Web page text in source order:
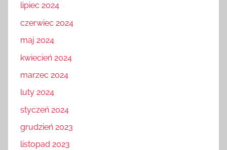
lipiec 2024
czerwiec 2024
maj 2024
kwiecień 2024
marzec 2024
luty 2024
styczeń 2024
grudzień 2023
listopad 2023